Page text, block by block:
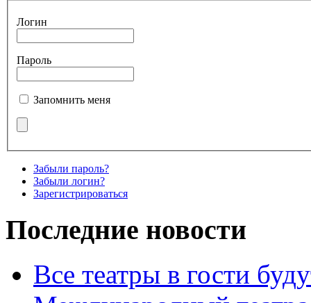
Логин
Пароль
Запомнить меня
Забыли пароль?
Забыли логин?
Зарегистрироваться
Последние новости
Все театры в гости